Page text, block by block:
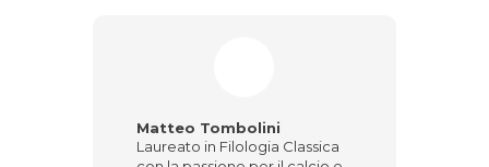
Matteo Tombolini
Laureato in Filologia Classica